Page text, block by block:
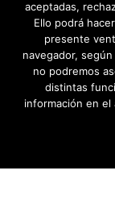
aceptadas,
Ello podrá
presente
navegador,
no podremos
distintas
información en el